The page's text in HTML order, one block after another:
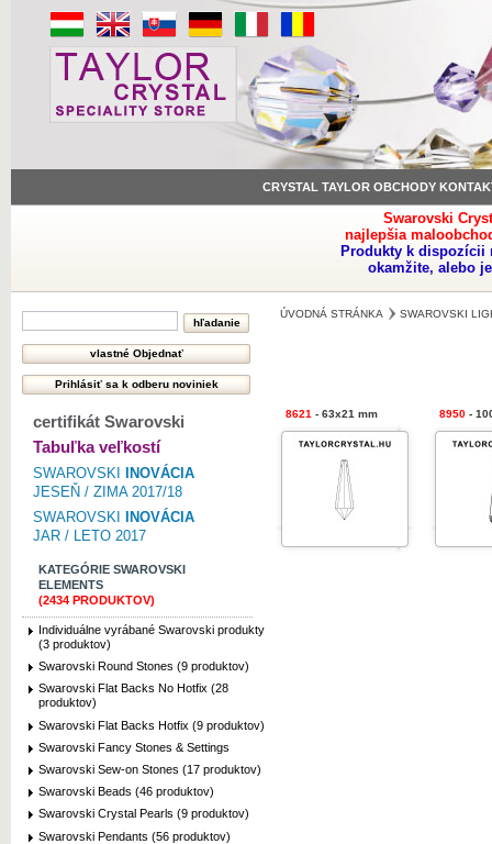
CRYSTAL TAYLOR OBCHODY
Swarovski
najlepšia
Produkty k dispozícii
okamžite, alebo
certifikát Swarovski
Tabuľka veľkostí
SWAROVSKI
INOVÁCIA
JESEŇ / ZIMA 2017/18
SWAROVSKI
INOVÁCIA
JAR / LETO 2017
KATEGÓRIE SWAROVSKI
ELEMENTS
(2434 PRODUKTOV)
Individuálne vyrábané Swarovski produkty
(3 produktov)
Swarovski Round Stones (9 produktov)
Swarovski Flat Backs No Hotfix (28
produktov)
Swarovski Flat Backs Hotfix (9 produktov)
Swarovski Fancy Stones & Settings
Swarovski Sew-on Stones (17 produktov)
Swarovski Beads (46 produktov)
Swarovski Crystal Pearls (9 produktov)
Swarovski Pendants (56 produktov)
ÚVODNÁ STRÁNKA SWAROVSKI
8621 - 63x21 mm 8950 -